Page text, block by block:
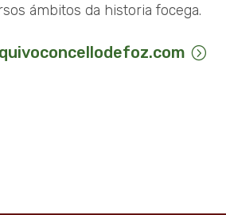
ámbitos da historia focega.